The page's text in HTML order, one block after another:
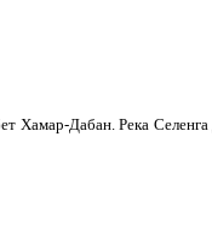
Хамар-Дабан. Река